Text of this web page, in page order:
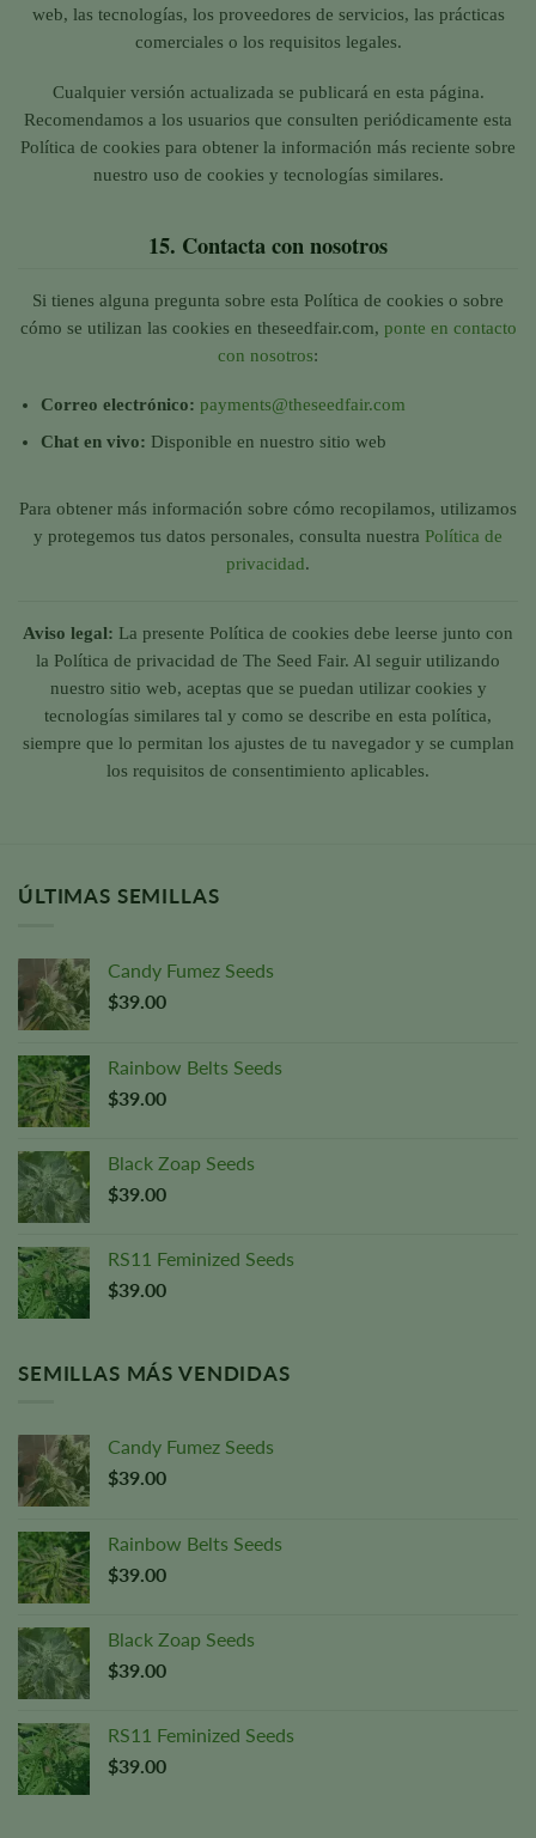
web, las tecnologías, los proveedores de servicios, las prácticas
comerciales o los requisitos legales.
Cualquier versión actualizada se publicará en esta página.
Recomendamos a los usuarios que consulten periódicamente esta
Política de cookies para obtener la información más reciente sobre
nuestro uso de cookies y tecnologías similares.
15. Contacta con nosotros
Si tienes alguna pregunta sobre esta Política de cookies o sobre
cómo se utilizan las cookies en theseedfair.com, ponte en contacto
con nosotros:
Correo electrónico: payments@theseedfair.com
Chat en vivo: Disponible en nuestro sitio web
Para obtener más información sobre cómo recopilamos, utilizamos
y protegemos tus datos personales, consulta nuestra Política de
privacidad.
Aviso legal: La presente Política de cookies debe leerse junto con
la Política de privacidad de The Seed Fair. Al seguir utilizando
nuestro sitio web, aceptas que se puedan utilizar cookies y
tecnologías similares tal y como se describe en esta política,
siempre que lo permitan los ajustes de tu navegador y se cumplan
los requisitos de consentimiento aplicables.
ÚLTIMAS SEMILLAS
Candy Fumez Seeds
$39.00
Rainbow Belts Seeds
$39.00
Black Zoap Seeds
$39.00
RS11 Feminized Seeds
$39.00
SEMILLAS MÁS VENDIDAS
Candy Fumez Seeds
$39.00
Rainbow Belts Seeds
$39.00
Black Zoap Seeds
$39.00
RS11 Feminized Seeds
$39.00